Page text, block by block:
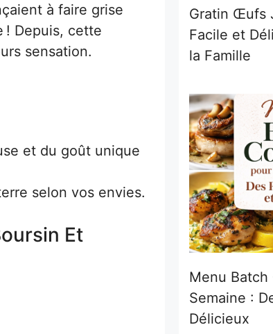
à faire grise
! Depuis, cette
sensation.
et du goût unique
selon vos envies.
Et
Gratin Œufs
Facile et
la Famille
Menu Batch
Semaine :
Délicieux